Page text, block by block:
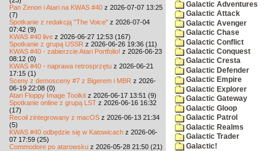
Pan Zenon i Atari na KWAS #40 z 2026-07-07 13:25
(7)
Spotkanie z redakcją "The Voice" z 2026-07-04
07:42 (9)
KWAS #40 live z 2026-06-27 12:53 (167)
Spotkanie z grupą USSR z 2026-06-26 19:36 (11)
KWAS #40 - zabierzcie Atari Portfolio! z 2026-06-23
08:12 (0)
KWAS #40 - naprawa retrosprzętu z 2026-06-21
17:15 (1)
Sceny z demosceny #7 z Bigerem i MBR z 2026-
06-19 22:08 (0)
Atari Floppy Image Toolkit z 2026-06-17 13:51 (9)
Spotkanie online z grupą LST z 2026-06-16 16:32
(17)
Recoil zintegrowany z macOS z 2026-06-13 21:34
(5)
KWAS #40 odbędzie się w Katowicach z 2026-06-
07 17:59 (25)
Commodore po atarowsku z 2026-05-28 21:50 (21)
Galactic Adventures
Galactic Attack
Galactic Avenger
Galactic Chase
Galactic Conflict
Galactic Conquest
Galactic Cresta
Galactic Defender
Galactic Empire
Galactic Explorer
Galactic Gateway
Galactic Gloop
Galactic Patrol
Galactic Realms
Galactic Trader
Galactic!